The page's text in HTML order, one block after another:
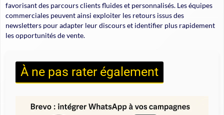
favorisant des parcours clients fluides et personnalisés. Les équipes
commerciales peuvent ainsi exploiter les retours issus des
newsletters pour adapter leur discours et identifier plus rapidement
les opportunités de vente.
À ne pas rater également